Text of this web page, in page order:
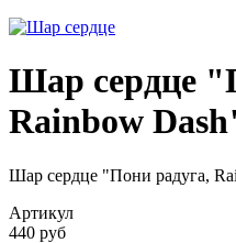
Шар сердце
Rainbow
Шар сердце "Пони радуга,
Артикул
440 руб